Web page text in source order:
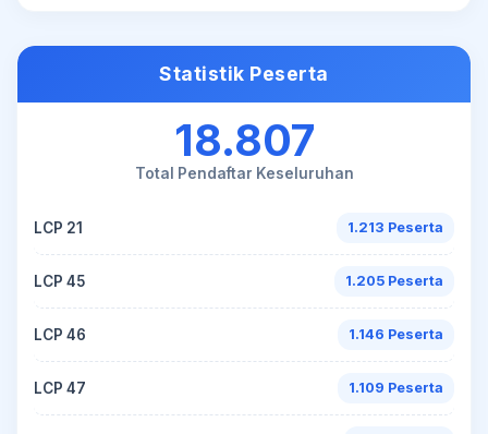
Statistik Peserta
18.807
Total Pendaftar Keseluruhan
LCP 21 1.213 Peserta
LCP 45 1.205 Peserta
LCP 46 1.146 Peserta
LCP 47 1.109 Peserta